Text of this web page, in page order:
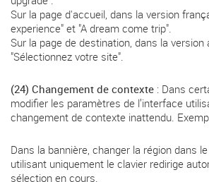
Sur la page d'accueil, dans la version
experience" et "A dream come trip".
Sur la page de destination, dans la version
"Sélectionnez votre site".
(24) Changement de contexte : Dans
modifier les paramètres de l’interface
changement de contexte inattendu.
Dans la bannière, changer la région dans
utilisant uniquement le clavier redirige
sélection en cours.